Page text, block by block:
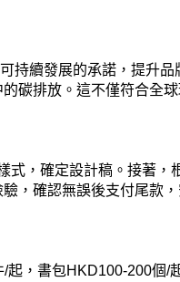
持續發展的承諾，提升
碳排放。這不僅符合全
，確定設計稿。接著，
，確認無誤後支付尾款
，書包HKD100-200個/